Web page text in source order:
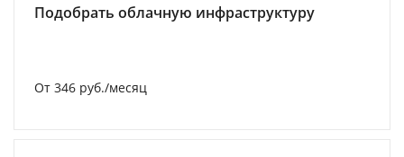
Подобрать облачную инфраструктуру
От 346 руб./месяц